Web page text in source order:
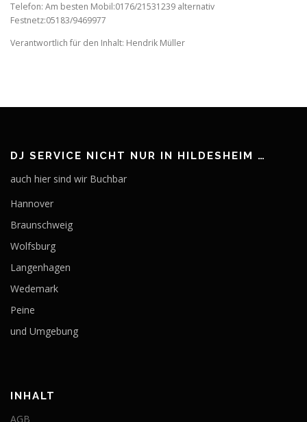
Telefon: Am besten Mobil:0176/21531239 alternativ
Festnetz:05183/9469977
Verantwortlich für den Inhalt: Hendrik Müller
DJ SERVICE NICHT NUR IN HILDESHEIM …
auch hier sind wir Buchbar
Hannover
Braunschweig
Wolfsburg
Langenhagen
Wedemark
Peine
und Umgebung
INHALT
AGB